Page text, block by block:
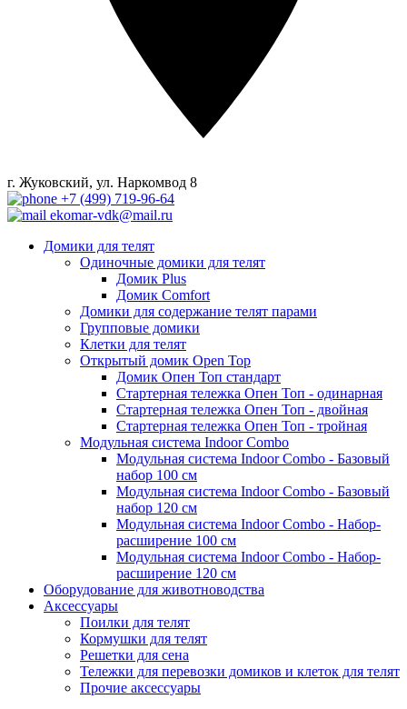
г. Жуковский, ул. Наркомвод 8
+7 (499) 719-96-64
ekomar-vdk@mail.ru
Домики для телят
Одиночные домики для телят
Домик Plus
Домик Comfort
Домики для содержание телят парами
Групповые домики
Клетки для телят
Открытый домик Open Top
Домик Опен Топ стандарт
Стартерная тележка Опен Топ - одинарная
Стартерная тележка Опен Топ - двойная
Стартерная тележка Опен Топ - тройная
Модульная система Indoor Combo
Модульная система Indoor Combo - Базовый
набор 100 см
Модульная система Indoor Combo - Базовый
набор 120 см
Модульная система Indoor Combo - Набор-
расширение 100 см
Модульная система Indoor Combo - Набор-
расширение 120 см
Оборудование для животноводства
Аксессуары
Поилки для телят
Кормушки для телят
Решетки для сена
Тележки для перевозки домиков и клеток для телят
Прочие аксессуары